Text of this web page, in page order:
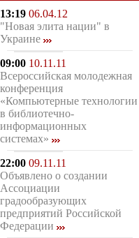
13:19 06.04.12
"Новая элита нации" в
Украине
09:00 10.11.11
Всероссийская молодежная
конференция
«Компьютерные технологии
в библиотечно-
информационных
системах»
22:00 09.11.11
Объявлено о создании
Ассоциации
градообразующих
предприятий Российской
Федерации